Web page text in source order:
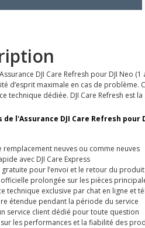
DJI Care Refresh pour DJI Neo
d’esprit maximale en cas de
technique dédiée. DJI Care Refresh
l'Assurance DJI Care Refresh pour
remplacement neuves ou comme neuves
avec DJI Care Express
gratuite pour l’envoi et le retour du produit
prolongée sur les pièces
technique exclusive par chat en ligne et
étendue pendant la période du service
service client dédié pour toute question
les performances et la fiabilité des